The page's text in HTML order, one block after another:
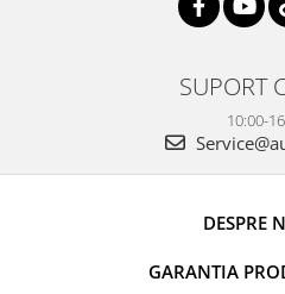
SUPORT
10:00-
DESPRE
GARANTIA